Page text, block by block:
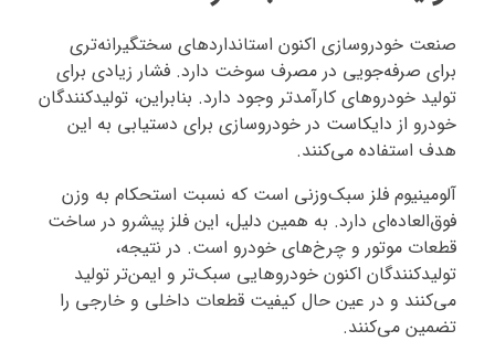
صنعت خودروسازی اکنون استانداردهای سختگیرانه‌تری
برای صرفه‌جویی در مصرف سوخت دارد. فشار زیادی برای
تولید خودروهای کارآمدتر وجود دارد. بنابراین، تولیدکنندگان
خودرو از دایکاست در خودروسازی برای دستیابی به این
هدف استفاده می‌کنند.
آلومینیوم فلز سبک‌وزنی است که نسبت استحکام به وزن
فوق‌العاده‌ای دارد. به همین دلیل، این فلز پیشرو در ساخت
قطعات موتور و چرخ‌های خودرو است. در نتیجه،
تولیدکنندگان اکنون خودروهایی سبک‌تر و ایمن‌تر تولید
می‌کنند و در عین حال کیفیت قطعات داخلی و خارجی را
تضمین می‌کنند.